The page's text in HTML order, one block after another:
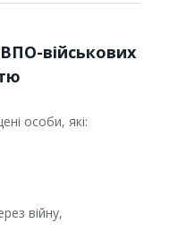
військових
особи, які:
війну,